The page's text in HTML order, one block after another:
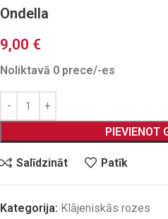
Ondella
9,00 €
Noliktavā 0 prece/-es
PIEVIENOT
Salīdzināt Patīk
Kategorija: Klājeniskās rozes